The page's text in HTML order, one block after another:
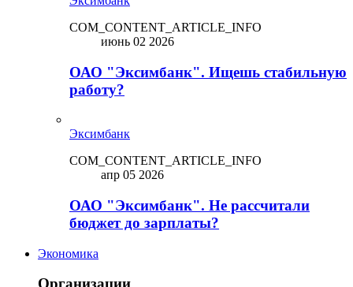
COM_CONTENT_ARTICLE_INFO
июнь 02 2026
ОАО "Эксимбанк". Ищешь стабильную
работу?
Эксимбанк
COM_CONTENT_ARTICLE_INFO
апр 05 2026
ОАО "Эксимбанк". Не рассчитали
бюджет до зарплаты?
Экономика